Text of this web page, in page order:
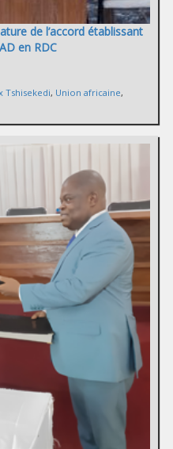
de l’accord établissant
en RDC
Tshisekedi, Union africaine,